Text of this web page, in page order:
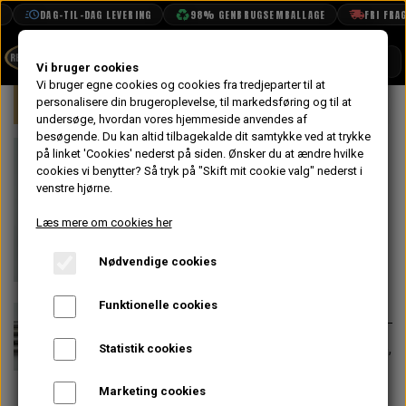
DAG-TIL-DAG LEVERING 98% GENBRUGSEMBALLAGE FRI
BOOK TID
PROJEKTER
TEKNISK DATA
VANDPOLERING
Forside Mini Motor Blok Knastaksel
På lager
Knastfølger
med Olie Hul
355,20 kr.
Varenummer: C-AEG579
Sæt af 8 knastfølgere, der er lettede,
Vi bruger cookies
Vi bruger egne cookies og cookies fra tredjeparter til at
personalisere din brugeroplevelse, til markedsføring og til at
undersøge, hvordan vores hjemmeside anvendes af
besøgende. Du kan altid tilbagekalde dit samtykke ved at trykke
på linket 'Cookies' nederst på siden. Ønsker du at ændre hvilke
cookies vi benytter? Så tryk på "Skift mit cookie valg" nederst i
venstre hjørne.
Læs mere om cookies her
Nødvendige cookies
Funktionelle cookies
Statistik cookies
Marketing cookies